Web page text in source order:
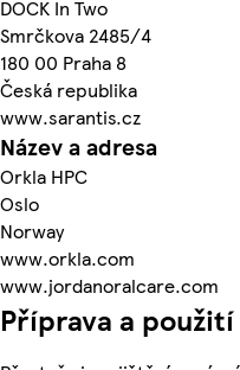
DOCK In Two
Smrčkova 2485/4
180 00 Praha 8
Česká republika
www.sarantis.cz
Název a adresa
Orkla HPC
Oslo
Norway
www.orkla.com
www.jordanoralcare.com
Příprava a použití